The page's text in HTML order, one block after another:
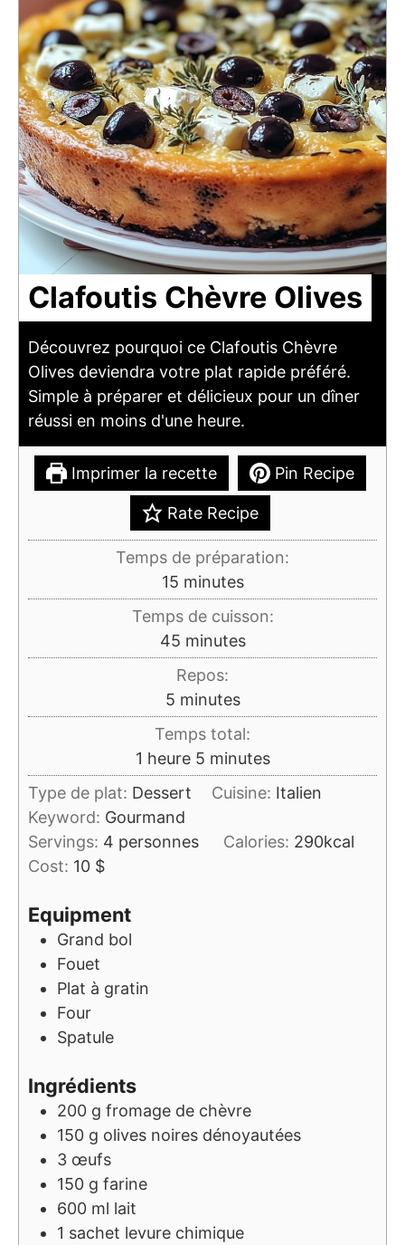
Clafoutis Chèvre Olives
Découvrez pourquoi ce Clafoutis Chèvre
Olives deviendra votre plat rapide préféré.
Simple à préparer et délicieux pour un dîner
réussi en moins d'une heure.
Imprimer la recette Pin Recipe
Rate Recipe
Temps de préparation:
15minutes
minutes
Temps de cuisson:
45minutes
minutes
Repos:
5minutes
minutes
Temps total:
1 heure
heure 5minutes
minutes
Type de plat: Dessert Cuisine: Italien
Keyword: Gourmand
Servings: 4 personnes Calories: 290kcal
Cost: 10 $
Equipment
Grand bol
Fouet
Plat à gratin
Four
Spatule
Ingrédients
200 g fromage de chèvre
150 g olives noires dénoyautées
3 œufs
150 g farine
600 ml lait
1 sachet levure chimique